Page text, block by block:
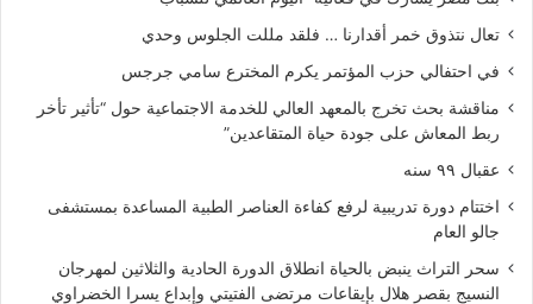
تعال نتذوق خمر أقدارنا … فلقد مللت الجلوس وحدي
في احتفالي حزب المؤتمر يكرم المخترع سامي جرجس
مناقشة بحث تخرج بالمعهد العالي للخدمة الاجتماعية حول “تأثير تأخر
ربط المعاش على جودة حياة المتقاعدين”
عقبال ٩٩ سنه
اختتام دورة تدريبية لرفع كفاءة العناصر الطبية المساعدة بمستشفى
جالو العام
سحر التراث ينبض بالحياة انطلاق الدورة الحادية والثلاثين لمهرجان
النسيج بقصر هلال بإيقاعات مرتضى الفتيتي وإبداع يسرا الخضراوي